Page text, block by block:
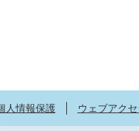
人情報保護 ウェブアク